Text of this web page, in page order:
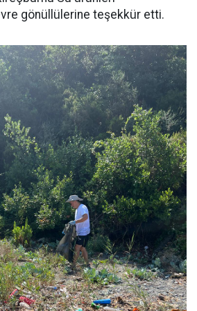
gönüllülerine teşekkür etti.